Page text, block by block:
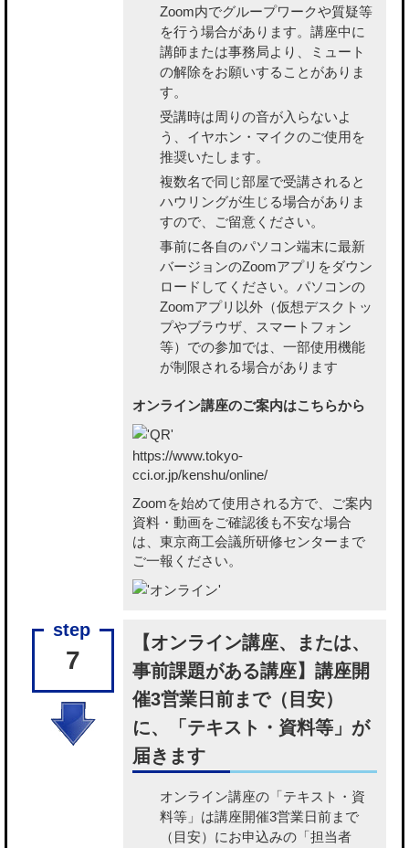
Zoom内でグループワークや質疑等
を行う場合があります。講座中に
講師または事務局より、ミュート
の解除をお願いすることがありま
す。
受講時は周りの音が入らないよ
う、イヤホン・マイクのご使用を
推奨いたします。
複数名で同じ部屋で受講されると
ハウリングが生じる場合がありま
すので、ご留意ください。
事前に各自のパソコン端末に最新
バージョンのZoomアプリをダウン
ロードしてください。パソコンの
Zoomアプリ以外（仮想デスクトッ
プやブラウザ、スマートフォン
等）での参加では、一部使用機能
が制限される場合があります
オンライン講座のご案内はこちらから
https://www.tokyo-
cci.or.jp/kenshu/online/
Zoomを始めて使用される方で、ご案内
資料・動画をご確認後も不安な場合
は、東京商工会議所研修センターまで
ご一報ください。
7
【オンライン講座、または、
事前課題がある講座】講座開
催3営業日前まで（目安）
に、「テキスト・資料等」が
届きます
オンライン講座の「テキスト・資
料等」 は講座開催3営業日前まで
（目安）にお申込みの「担当者